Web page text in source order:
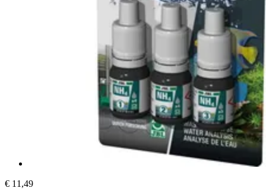
€ 11,49